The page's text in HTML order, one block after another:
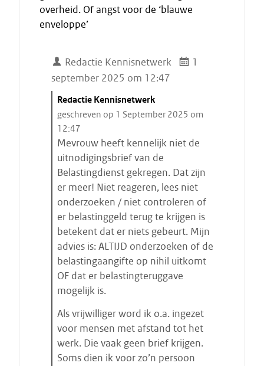
overheid. Of angst voor de ‘blauwe
enveloppe’
Redactie Kennisnetwerk
1
september 2025 om 12:47
C
i
t
a
a
t
s
t
a
r
e
Redactie Kennisnetwerk
geschreven op 1 September 2025 om
12:47
Mevrouw heeft kennelijk niet de
uitnodigingsbrief van de
Belastingdienst gekregen. Dat zijn
er meer! Niet reageren, lees niet
onderzoeken / niet controleren of
er belastinggeld terug te krijgen is
betekent dat er niets gebeurt. Mijn
advies is: ALTIJD onderzoeken of de
belastingaangifte op nihil uitkomt
OF dat er belastingteruggave
mogelijk is.
Als vrijwilliger word ik o.a. ingezet
voor mensen met afstand tot het
werk. Die vaak geen brief krijgen.
Soms dien ik voor zo’n persoon